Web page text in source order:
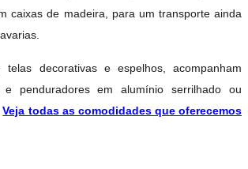
caixas de madeira, para um transporte ainda
telas decorativas e espelhos, acompanham
e penduradores em alumínio serrilhado ou
Veja todas as comodidades que oferecemos